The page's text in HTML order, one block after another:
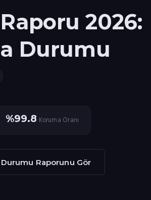
2026:
Durumu
%99.8 Koruma Oranı
Raporunu Gör